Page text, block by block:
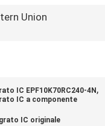
Union
IC EPF10K70RC240-4N ,
IC a componente
IC originale